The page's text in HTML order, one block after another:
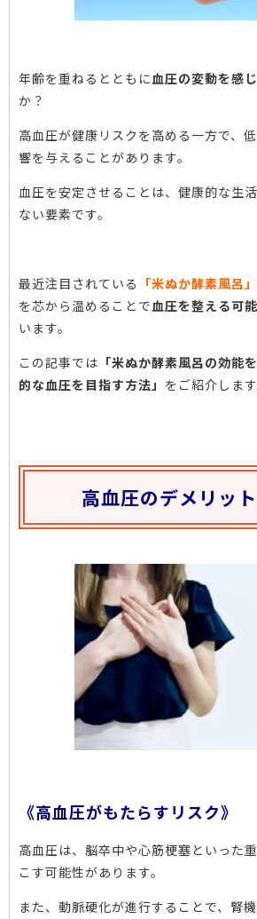
年齢を重ねるとともに血圧の変動を感
か？
高血圧が健康リスクを高める一方で、
響を与えることがあります。
血圧を安定させることは、健康的な生
ない要素です。
最近注目されている 「米ぬか酵素風呂」
を芯から温めることで血圧を整える可
います。
この記事では 「米ぬか酵素風呂の効能
的な血圧を目指す方法」 をご紹介します
高血圧のデメリッ
《高血圧がもたらすリスク》
高血圧は、脳卒中や心筋梗塞といった
こす可能性があります。
また、動脈硬化が進行することで、腎